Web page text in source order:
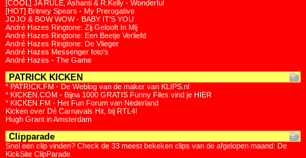
[COOL] JA RULE, Ashanti & R.Kelly - Wonderful
[HOT] Britney Spears - My Prerogative
JOJO & BOW WOW - BABY IT'S YOU
André Hazes Ringtone: Zij Gelooft In Mij
André Hazes Ringtone: Een Beetje Verliefd
André Hazes Ringtone: De Vlieger
André Hazes Messenger foto's
André Hazes - The Game
PATRICK KICKEN
* PATRICK.FM - De Weblog van de maker van KLIPS.nl
* KICKEN.COM - Bijna 1000 GRATIS Funny Files vind je HIER
* KICKEN.FM - Het Fun Forum van Nederland
Kicken over Dé Carnavals Hit, bij RTL4!
Hugh Grant in Amsterdam
Clipparade
Snel een clip vinden? Check de 33 meest bekeken clips van de afgelopen maand: De
KickSite ClipParade